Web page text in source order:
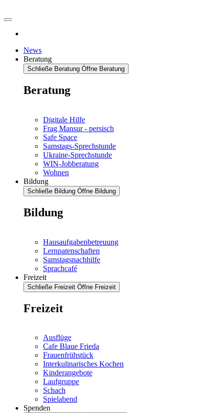
News
Beratung
Schließe Beratung Öffne Beratung
Beratung
Digitale Hilfe
Frag Mansur - persisch
Safe Space
Samstags-Sprechstunde
Ukraine-Sprechstunde
WIN-Jobberatung
Wohnen
Bildung
Schließe Bildung Öffne Bildung
Bildung
Hausaufgabenbetreuung
Lernpatenschaften
Samstagsnachhilfe
Sprachcafé
Freizeit
Schließe Freizeit Öffne Freizeit
Freizeit
Ausflüge
Cafe Blaue Frieda
Frauenfrühstück
Interkulinarisches Kochen
Kinderangebote
Laufgruppe
Schach
Spielabend
Spenden